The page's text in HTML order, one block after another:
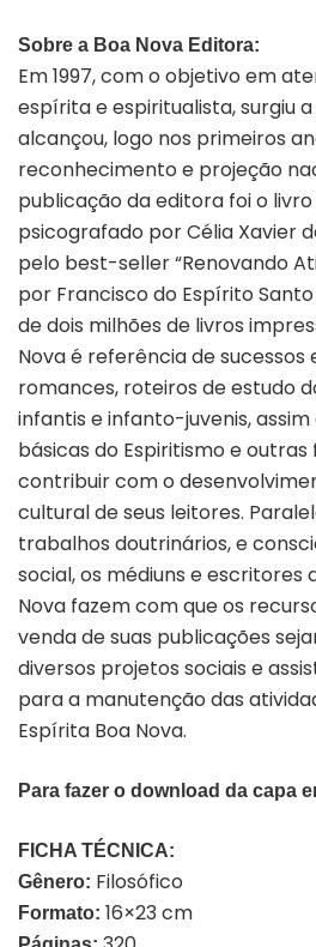
Sobre a Boa Nova Editora:
Em 1997, com o objetivo em
espírita e espiritualista, surgiu
alcançou, logo nos primeiros
reconhecimento e projeção
publicação da editora foi o livro
psicografado por Célia Xavier
pelo best-seller “Renovando
por Francisco do Espírito
de dois milhões de livros
Nova é referência de sucessos
romances, roteiros de estudo
infantis e infanto-juvenis,
básicas do Espiritismo e
contribuir com o
cultural de seus leitores.
trabalhos doutrinários, e
social, os médiuns e escritores
Nova fazem com que os
venda de suas publicações
diversos projetos sociais e
para a manutenção das
Espírita Boa Nova.
Para fazer o download da capa
FICHA TÉCNICA:
Gênero: Filosófico
Formato: 16×23 cm